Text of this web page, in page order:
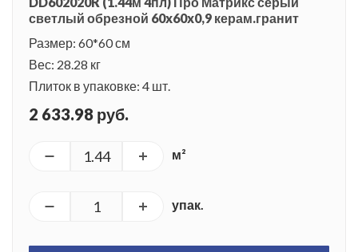
светлый обрезной 60x60x0,9 керам.гранит
Размер: 60*60 см
Вес: 28.28 кг
Плиток в упаковке: 4 шт.
2 633.98 руб.
м²
упак.